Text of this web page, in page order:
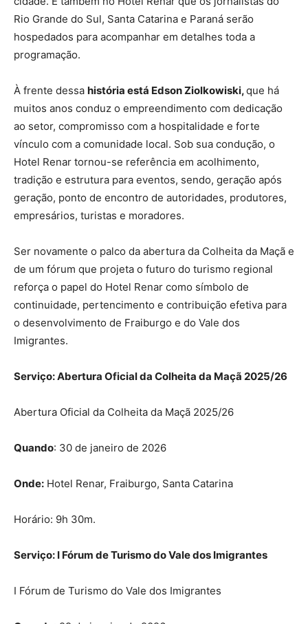
Rio Grande do Sul, Santa Catarina e Paraná serão
hospedados para acompanhar em detalhes toda a
programação.
À frente dessa história está Edson Ziolkowiski,que há
muitos anos conduz o empreendimento com dedicação
ao setor, compromisso com a hospitalidade e forte
vínculo com a comunidade local. Sob sua condução, o
Hotel Renar tornou-se referência em acolhimento,
tradição e estrutura para eventos, sendo, geração após
geração, ponto de encontro de autoridades, produtores,
empresários, turistas e moradores.
Ser novamente o palco da abertura da Colheita da Maçã e
de um fórum que projeta o futuro do turismo regional
reforça o papel do Hotel Renar como símbolo de
continuidade, pertencimento e contribuição efetiva para
o desenvolvimento de Fraiburgo e do Vale dos
Imigrantes.
Serviço: Abertura Oficial da Colheita da Maçã 2025/26
Abertura Oficial da Colheita da Maçã 2025/26
Quando: 30 de janeiro de 2026
Onde: Hotel Renar, Fraiburgo, Santa Catarina
Horário: 9h 30m.
Serviço: I Fórum de Turismo do Vale dos Imigrantes
I Fórum de Turismo do Vale dos Imigrantes